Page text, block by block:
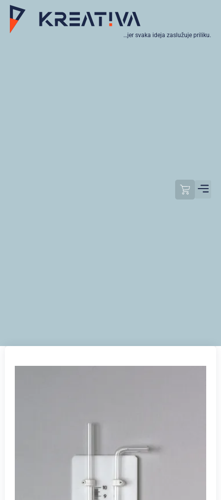
…jer svaka ideja zaslužuje priliku.